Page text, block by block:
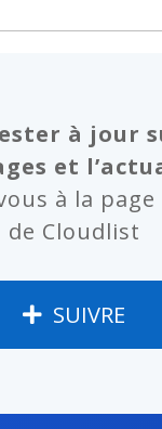
à jour
et
à la
de Cloudlist
SUIVRE